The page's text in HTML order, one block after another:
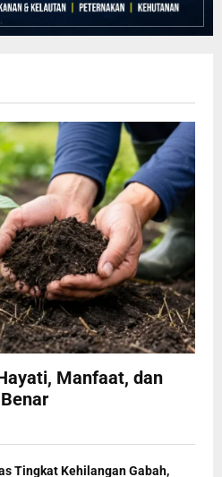
Manfaat, dan
Tingkat Kehilangan Gabah,